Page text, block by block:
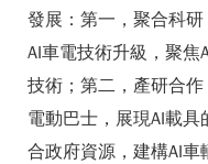
發展：第一，聚合科
AI車電技術升級，聚
技術；第二，產研合
電動巴士，展現AI載
合政府資源，建構AI